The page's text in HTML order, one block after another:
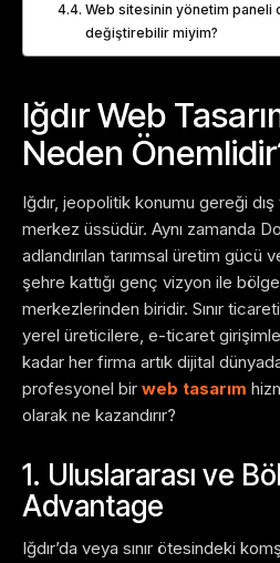
Web sitesinin yönetim paneli
değiştirebilir miyim?
Iğdır Web
Neden
Iğdır, jeopolitik konumu gereği
merkez üssüdür. Aynı zamanda
adlandırılan tarımsal üretim gücü
şehre kattığı genç vizyon ile
merkezlerinden biridir. Sınır
yerel üreticilere, e-ticaret
kadar her firma artık dijital
profesyonel bir web tasarım
olarak ne kazandırır?
1. Uluslararası ve
Advantage
Iğdır’da veya sınır ötesindeki